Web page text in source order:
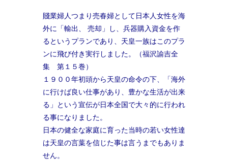
賤業婦人つまり売春婦として日本人女性を海
外に「輸出、 売却」し、兵器購入資金を作
るというプランであり、天皇一族はこのプラ
ンに飛び付き実行しました。（福沢諭吉全
集 第１５巻）
１９００年初頭から天皇の命令の下、「海外
に行けば良い仕事があり、豊かな生活が出来
る」という宣伝が日本全国で大々的に行われ
る事になりました。
日本の健全な家庭に育った当時の若い女性達
は天皇の言葉を信じた事は言うまでもありま
せん。